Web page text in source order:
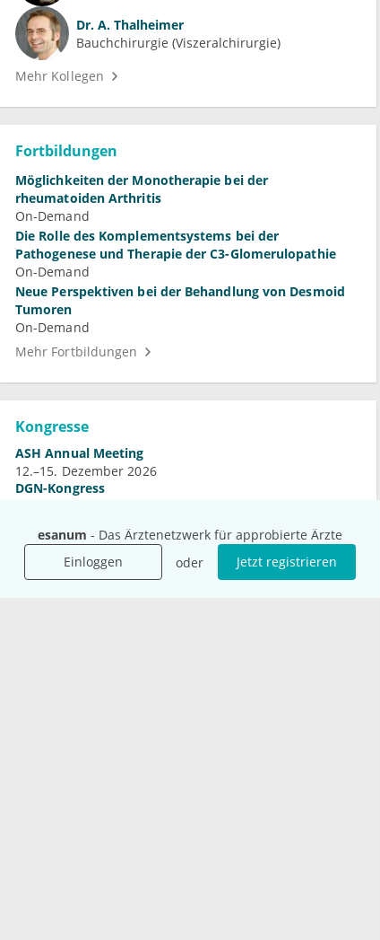
esanum - Das Ärztenetzwerk für approbierte Ärzte
Einloggen
oder Jetzt registrieren
Dr. A. Thalheimer
Bauchchirurgie (Viszeralchirurgie)
Mehr Kollegen
Fortbildungen
Möglichkeiten der Monotherapie bei der
rheumatoiden Arthritis
On-Demand
Die Rolle des Komplementsystems bei der
Pathogenese und Therapie der C3-Glomerulopathie
On-Demand
Neue Perspektiven bei der Behandlung von Desmoid
Tumoren
On-Demand
Mehr Fortbildungen
Kongresse
ASH Annual Meeting
12.–15. Dezember 2026
DGN-Kongress
9.–12. Oktober 2026
Mehr Kongresse